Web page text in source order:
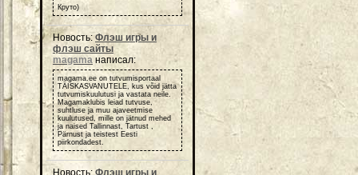
Круто)
Новость: Флэш игры и
флэш сайты
magama написал:
magama.ee on tutvumisportaal
TÄISKASVANUTELE, kus võid jätta
tutvumiskuulutusi ja vastata neile.
Magamaklubis leiad tutvuse,
suhtluse ja muu ajaveetmise
kuulutused, mille on jätnud mehed
ja naised Tallinnast, Tartust ,
Pärnust ja teistest Eesti
piirkondadest.
Новость:Флэш игры и